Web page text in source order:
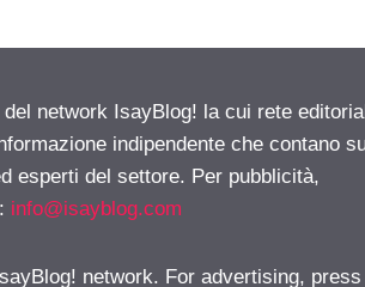
network IsayBlog! la cui rete
indipendente che contano
esperti del settore. Per pubblicità,
info@isayblog.com
network. For advertising, press